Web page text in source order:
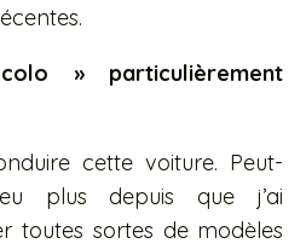
» particulièrement
cette voiture. Peut-
plus depuis que j’ai
toutes sortes de modèles